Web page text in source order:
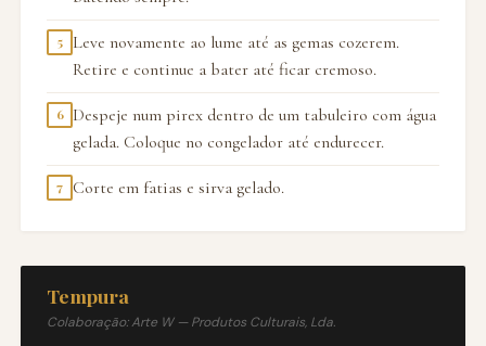
5
Leve novamente ao lume até as gemas cozerem.
Retire e continue a bater até ficar cremoso.
6
Despeje num pirex dentro de um tabuleiro com água
gelada. Coloque no congelador até endurecer.
7 Corte em fatias e sirva gelado.
Tempura
Colaboração: Arte W — Produtos Culturais, Lda.